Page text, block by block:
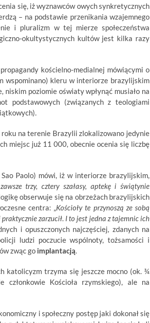
się, iż wyznawców owych synkretycznych
– na podstawie przenikania wzajemnego
i pluralizm w tej mierze społeczeństwa
okultystycznych kultów jest kilka razy
kościelno-medialnej mówiącymi o
wspominano) kleru w interiorze brazylijskim
poziomie oświaty wpłynąć musiało na
podstawowych (związanych z teologiami
na terenie Brazylii zlokalizowano jedynie
miejsc już 11 000, obecnie ocenia się liczbę
Paolo) mówi, iż w interiorze brazylijskim,
trzy, cztery szałasy, aptekę i świątynie
obserwuje się na obrzeżach brazylijskich
centra: „Kościoły te przynoszą ze sobą
zarzucił. I to jest jedna z tajemnic ich
i opuszczonych najczęściej, zdanych na
ludzi poczucie wspólnoty, tożsamości i
zwąc go implantacją.
katolicyzm trzyma się jeszcze mocno (ok. ¾
Kościoła rzymskiego), ale na
i społeczny postęp jaki dokonał się